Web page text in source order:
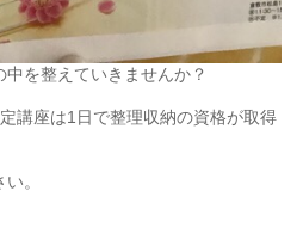
を整えていきませんか？
講座は1日で整理収納の資格が取得
。